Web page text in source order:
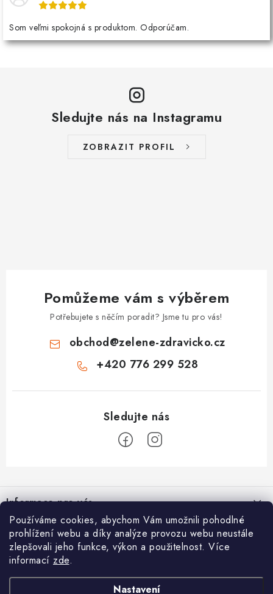
Používáme cookies, abychom Vám umožnili pohodlné
prohlížení webu a díky analýze provozu webu neustále
zlepšovali jeho funkce, výkon a použitelnost. Více
informací zde.
Nastavení
Som veľmi spokojná s produktom. Odporúčam.
Sledujte nás na Instagramu
ZOBRAZIT PROFIL
Pomůžeme vám s výběrem
Potřebujete s něčím poradit? Jsme tu pro vás!
obchod@zelene-zdravicko.cz
+420 776 299 528
á
pInformace pro vás
Proč nakupovat u nás
Doprava a platba
O nás
Férový věrnostní program
Dárkové poukazy
Blog
Zelený zázrak, nebo jen drahý prášek? Průvodce světem ječmene,